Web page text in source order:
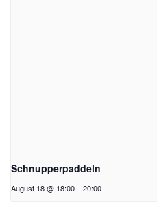
Schnupperpaddeln
August 18 @ 18:00 - 20:00